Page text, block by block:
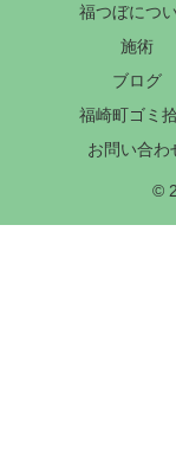
福つぼにつ
施術
ブログ
福崎町ゴミ
お問い合わ
©